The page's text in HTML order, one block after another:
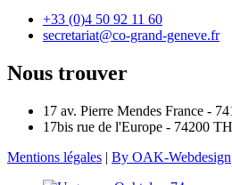
+33 (0)4 50 92 11 60
secretariat@co-grand-geneve.fr
Nous trouver
17 av. Pierre Mendes France -
17bis rue de l'Europe - 74200
Mentions légales | By OAK-Webdesign